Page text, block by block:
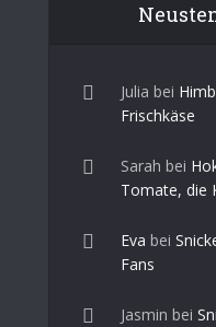
Julia bei
Frischkäse
Sarah bei
Tomate, die
Eva bei
Fans
Jasmin bei